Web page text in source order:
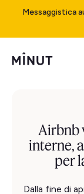
Messaggistica
Airbnb
interne,
per
Dalla fine di